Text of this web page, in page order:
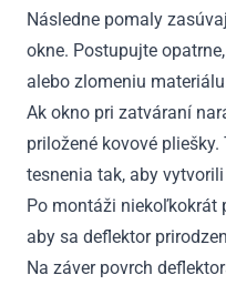
Následne pomaly
okne. Postupujte
alebo zlomeniu
Ak okno pri zatváraní
priložené kovové
tesnenia tak, aby
Po montáži niekoľkokrát
aby sa deflektor
Na záver povrch